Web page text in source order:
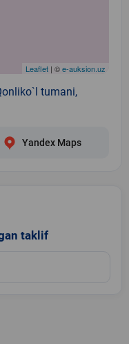
Leaflet | ©e-auksion.uz
tumani,
Yandex Maps
taklif